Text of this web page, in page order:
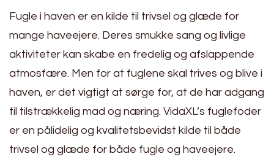
Fugle i haven er en kilde til trivsel og glæde for
mange haveejere. Deres smukke sang og livlige
aktiviteter kan skabe en fredelig og afslappende
atmosfære. Men for at fuglene skal trives og blive i
haven, er det vigtigt at sørge for, at de har adgang
til tilstrækkelig mad og næring. VidaXL’s fuglefoder
er en pålidelig og kvalitetsbevidst kilde til både
trivsel og glæde for både fugle og haveejere.